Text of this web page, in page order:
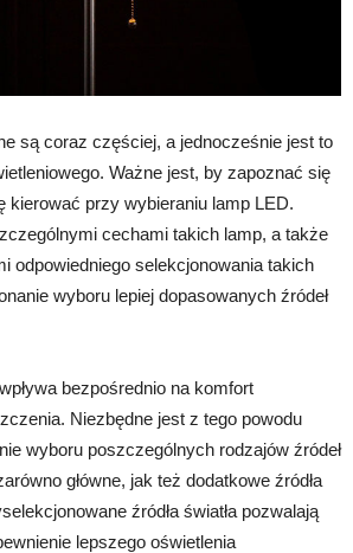
są coraz częściej, a jednocześnie jest to
Ważne jest, by zapoznać się
kierować przy wybieraniu lamp LED.
cechami takich lamp, a także
odpowiedniego selekcjonowania takich
wyboru lepiej dopasowanych źródeł
bezpośrednio na komfort
Niezbędne jest z tego powodu
wyboru poszczególnych rodzajów źródeł
główne, jak też dodatkowe źródła
źródła światła pozwalają
lepszego oświetlenia